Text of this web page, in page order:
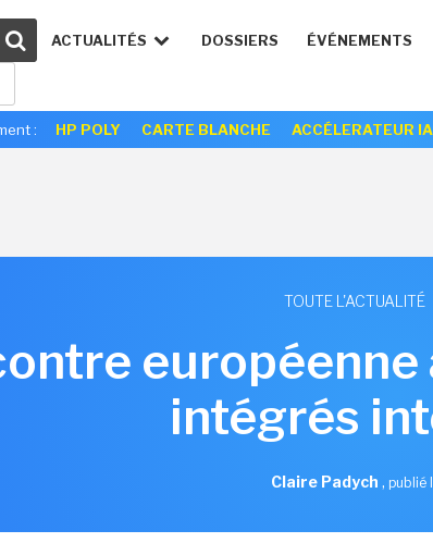
ACTUALITÉS DOSSIERS ÉVÉNEMENTS
: HP POLY CARTE BLANCHE ACCÉLERATEUR IA
TOUTE L'ACTUALITÉ
intégrés
Claire Padych , publié